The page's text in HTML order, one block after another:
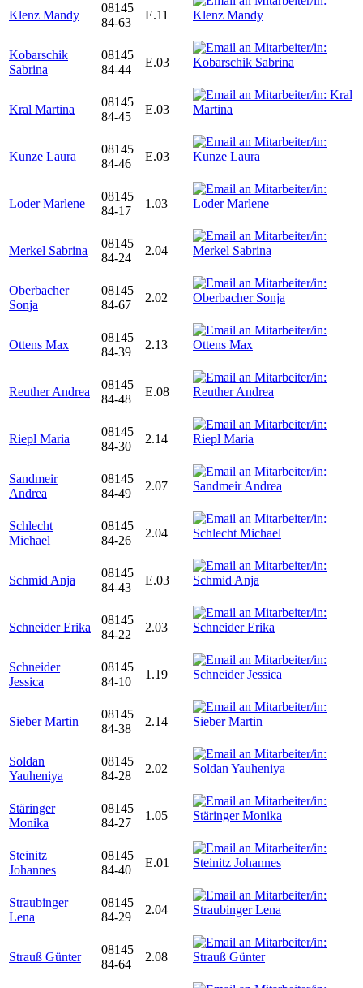
Klenz Mandy
08145
84-63
E.11
Kobarschik
Sabrina
08145
84-44
E.03
Kral Martina
08145
84-45
E.03
Kunze Laura
08145
84-46
E.03
Loder Marlene
08145
84-17
1.03
Merkel Sabrina
08145
84-24
2.04
Oberbacher
Sonja
08145
84-67
2.02
Ottens Max
08145
84-39
2.13
Reuther Andrea
08145
84-48
E.08
Riepl Maria
08145
84-30
2.14
Sandmeir
Andrea
08145
84-49
2.07
Schlecht
Michael
08145
84-26
2.04
Schmid Anja
08145
84-43
E.03
Schneider Erika
08145
84-22
2.03
Schneider
Jessica
08145
84-10
1.19
Sieber Martin
08145
84-38
2.14
Soldan
Yauheniya
08145
84-28
2.02
Stäringer
Monika
08145
84-27
1.05
Steinitz
Johannes
08145
84-40
E.01
Straubinger
Lena
08145
84-29
2.04
Strauß Günter
08145
84-64
2.08